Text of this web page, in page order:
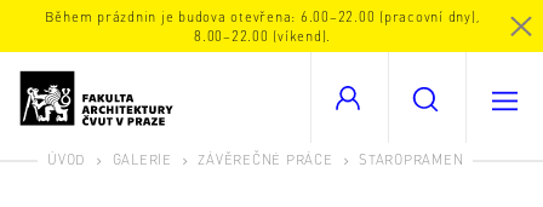
Během prázdnin je budova otevřena: 6.00–22.00 (pracovní dny),
8.00–22.00 (víkend).
ÚVOD GALERIE ZÁVĚREČNÉ PRÁCE STAROPRAMEN